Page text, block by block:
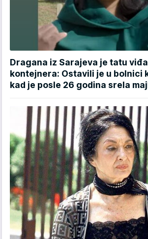
Dragana iz Sarajeva je tatu
kontejnera: Ostavili je u bolnici
kad je posle 26 godina srela